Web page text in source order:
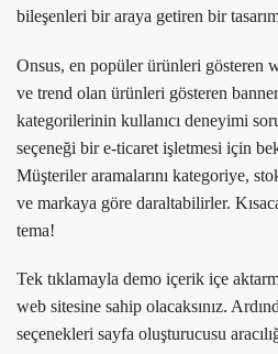
bileşenleri bir araya getiren bir
Onsus, en popüler ürünleri gösteren
ve trend olan ürünleri gösteren
kategorilerinin kullanıcı deneyimi
seçeneği bir e-ticaret işletmesi için
Müşteriler aramalarını kategoriye,
ve markaya göre daraltabilirler.
tema!
Tek tıklamayla demo içerik içe
web sitesine sahip olacaksınız.
seçenekleri sayfa oluşturucusu